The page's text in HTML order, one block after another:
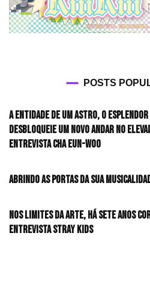
POSTS
A entidade de um astro, o
desbloqueie um novo andar no
Entrevista CHA EUN-WOO
Abrindo as portas da sua
Nos limites da arte, há sete anos
Entrevista Stray Kids